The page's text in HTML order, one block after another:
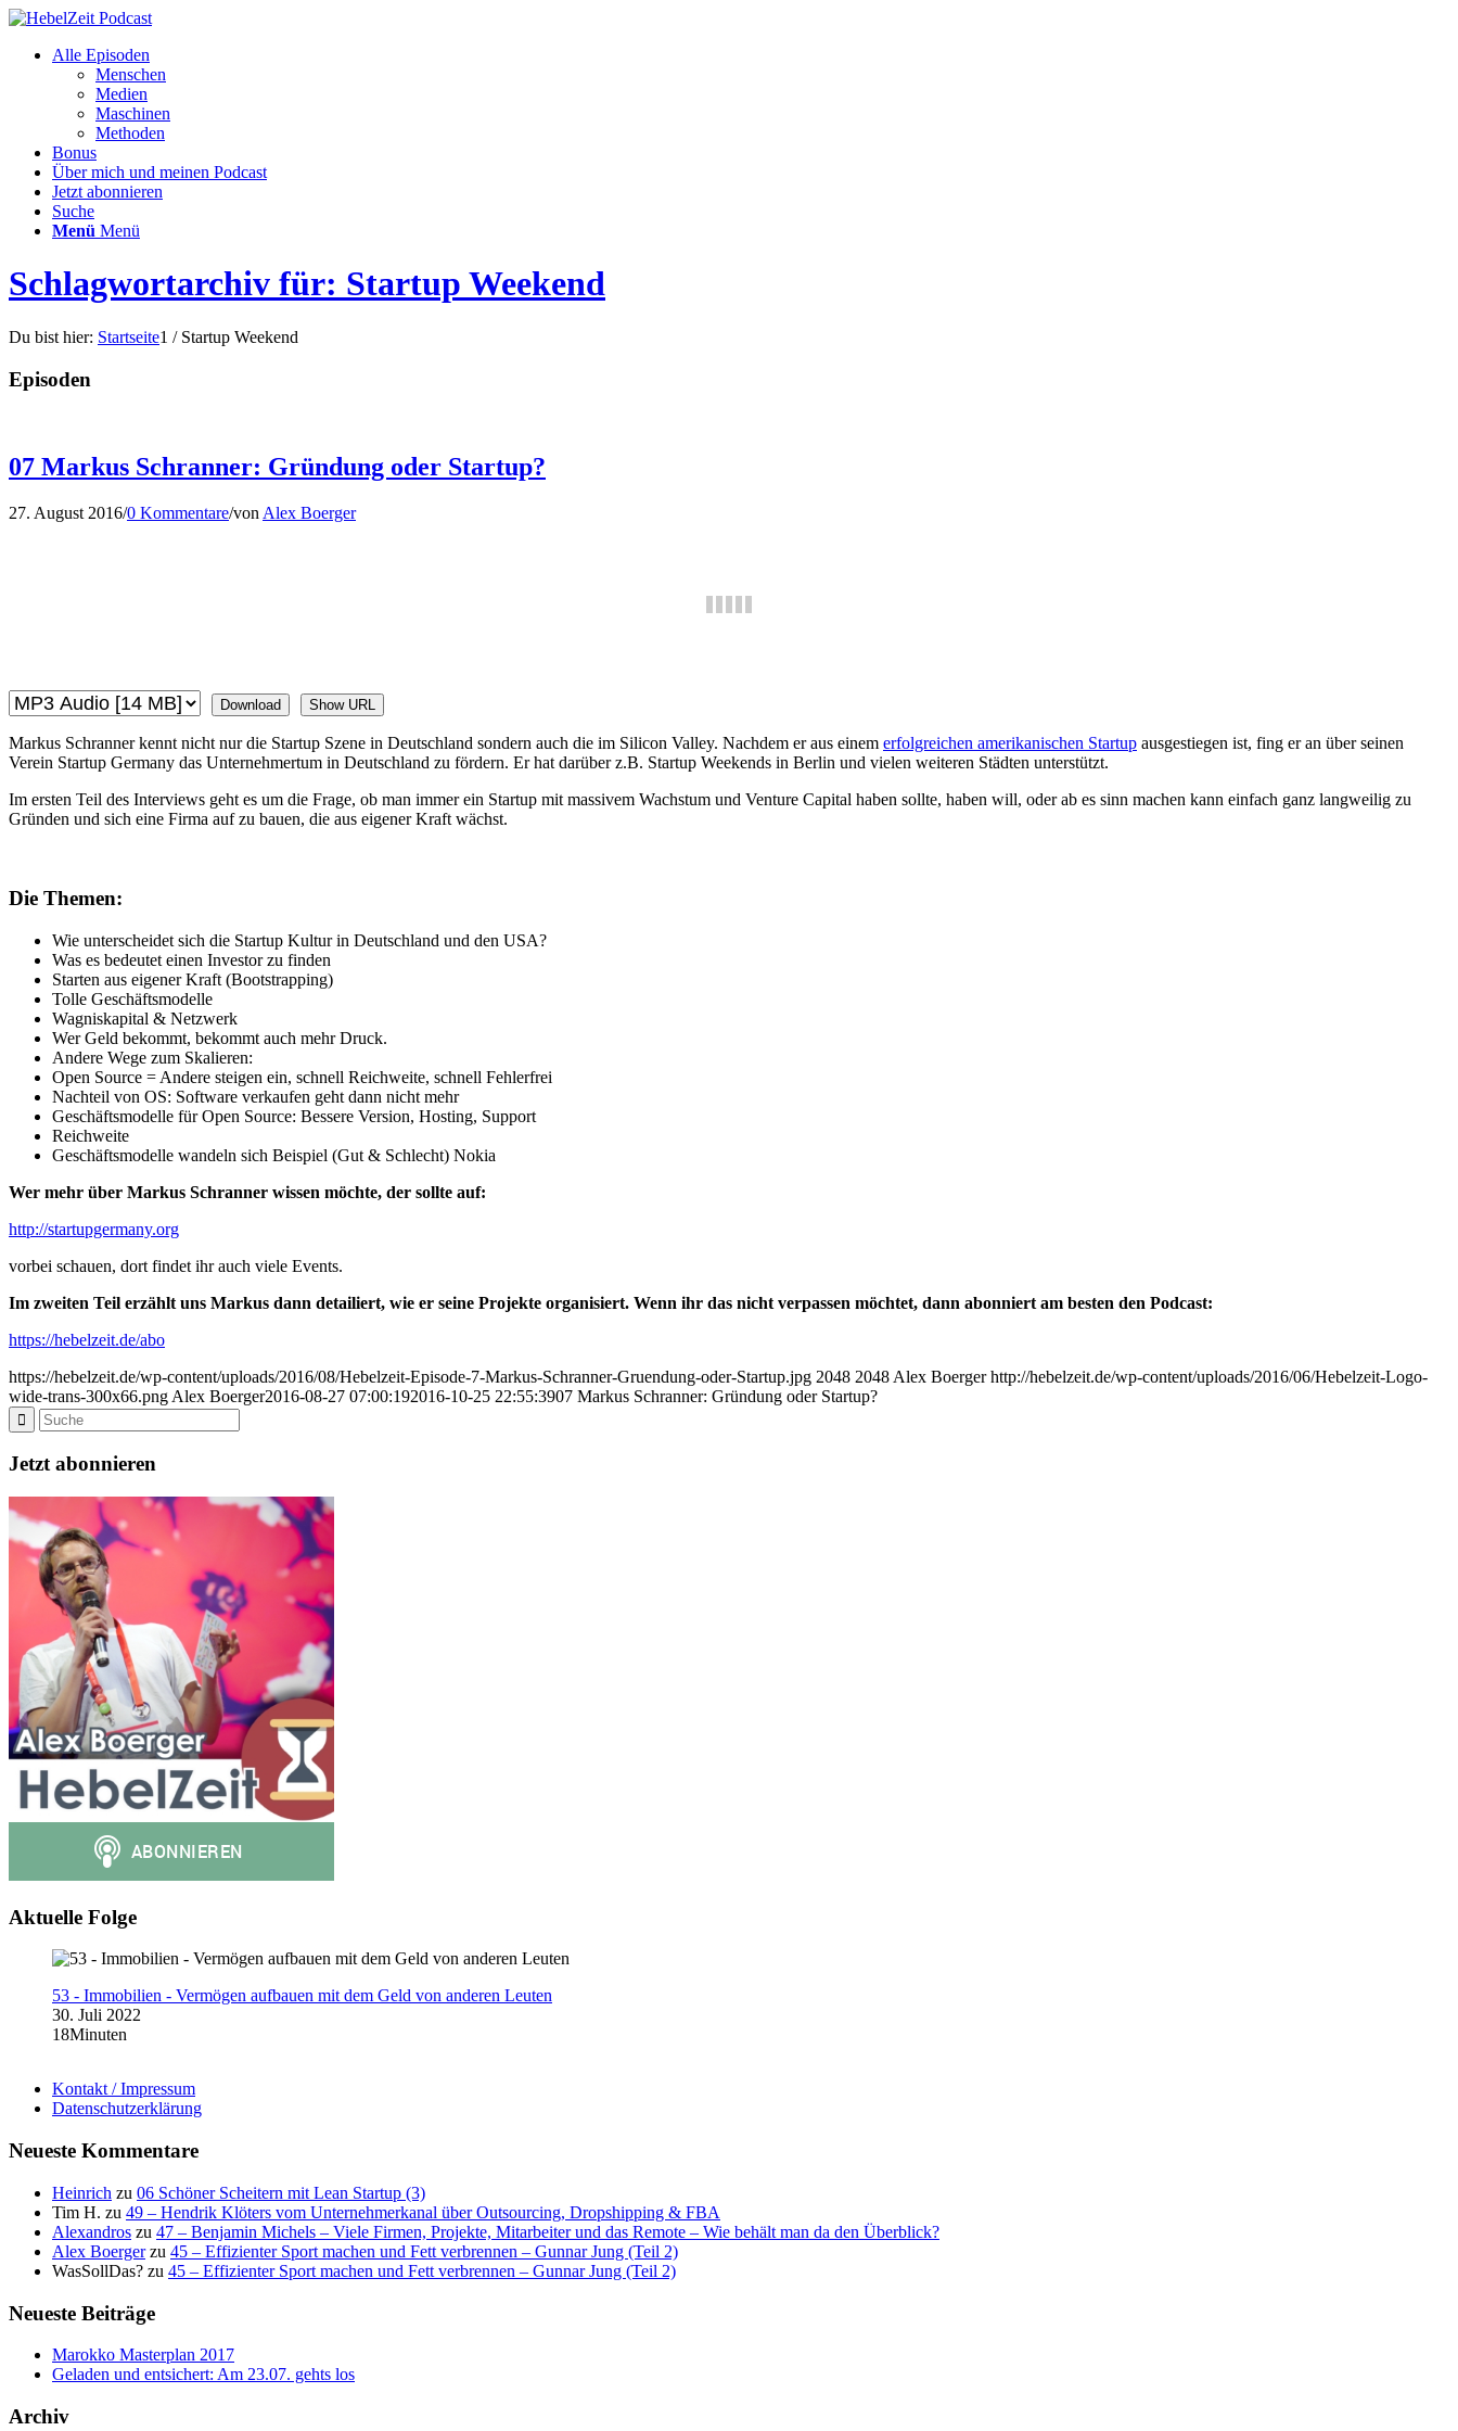
Alle Episoden
Menschen
Medien
Maschinen
Methoden
Bonus
Über mich und meinen Podcast
Jetzt abonnieren
Suche
Menü Menü
Schlagwortarchiv für: Startup Weekend
Du bist hier: Startseite1 / Startup Weekend
Episoden
07 Markus Schranner: Gründung oder Startup?
27. August 2016/0 Kommentare/von Alex Boerger
Download Show URL
Markus Schranner kennt nicht nur die Startup Szene in Deutschland sondern auch die im Silicon Valley. Nachdem er aus einem erfolgreichen amerikanischen Startup ausgestiegen ist, fing er an über seinen
Verein Startup Germany das Unternehmertum in Deutschland zu fördern. Er hat darüber z.B. Startup Weekends in Berlin und vielen weiteren Städten unterstützt.
Im ersten Teil des Interviews geht es um die Frage, ob man immer ein Startup mit massivem Wachstum und Venture Capital haben sollte, haben will, oder ab es sinn machen kann einfach ganz langweilig zu
Gründen und sich eine Firma auf zu bauen, die aus eigener Kraft wächst.
Die Themen:
Wie unterscheidet sich die Startup Kultur in Deutschland und den USA?
Was es bedeutet einen Investor zu finden
Starten aus eigener Kraft (Bootstrapping)
Tolle Geschäftsmodelle
Wagniskapital & Netzwerk
Wer Geld bekommt, bekommt auch mehr Druck.
Andere Wege zum Skalieren:
Open Source = Andere steigen ein, schnell Reichweite, schnell Fehlerfrei
Nachteil von OS: Software verkaufen geht dann nicht mehr
Geschäftsmodelle für Open Source: Bessere Version, Hosting, Support
Reichweite
Geschäftsmodelle wandeln sich Beispiel (Gut & Schlecht) Nokia
Wer mehr über Markus Schranner wissen möchte, der sollte auf:
http://startupgermany.org
vorbei schauen, dort findet ihr auch viele Events.
Im zweiten Teil erzählt uns Markus dann detailiert, wie er seine Projekte organisiert. Wenn ihr das nicht verpassen möchtet, dann abonniert am besten den Podcast:
https://hebelzeit.de/abo
https://hebelzeit.de/wp-content/uploads/2016/08/Hebelzeit-Episode-7-Markus-Schranner-Gruendung-oder-Startup.jpg 2048 2048 Alex Boerger http://hebelzeit.de/wp-content/uploads/2016/06/Hebelzeit-Logo-
wide-trans-300x66.png Alex Boerger2016-08-27 07:00:192016-10-25 22:55:3907 Markus Schranner: Gründung oder Startup?
Jetzt abonnieren
Aktuelle Folge
53 - Immobilien - Vermögen aufbauen mit dem Geld von anderen Leuten
30. Juli 2022
18Minuten
Kontakt / Impressum
Datenschutzerklärung
Neueste Kommentare
Heinrich zu 06 Schöner Scheitern mit Lean Startup (3)
Tim H. zu 49 – Hendrik Klöters vom Unternehmerkanal über Outsourcing, Dropshipping & FBA
Alexandros zu 47 – Benjamin Michels – Viele Firmen, Projekte, Mitarbeiter und das Remote – Wie behält man da den Überblick?
Alex Boergerzu 45 – Effizienter Sport machen und Fett verbrennen – Gunnar Jung (Teil 2)
WasSollDas? zu 45 – Effizienter Sport machen und Fett verbrennen – Gunnar Jung (Teil 2)
Neueste Beiträge
Marokko Masterplan 2017
Geladen und entsichert: Am 23.07. gehts los
Archiv